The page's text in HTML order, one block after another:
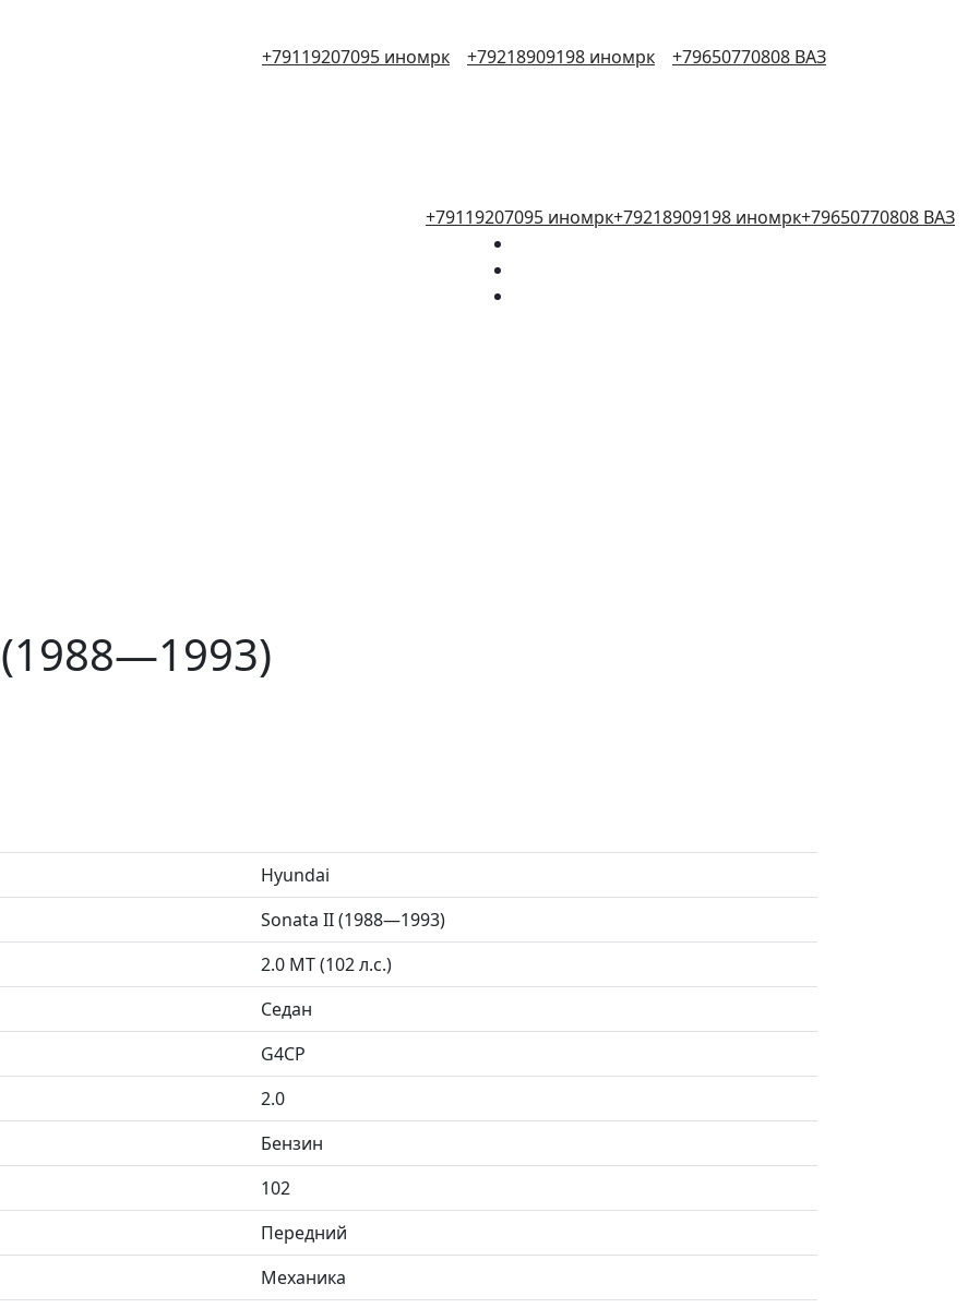
+79119207095 иномрк +79218909198 иномрк +79650770808 ВАЗ
+79119207095 иномрк+79218909198 иномрк+79650770808 ВАЗ
Hyundai
Sonata II (1988—1993)
2.0 MT (102 л.с.)
Седан
G4CP
2.0
Бензин
102
Передний
Механика